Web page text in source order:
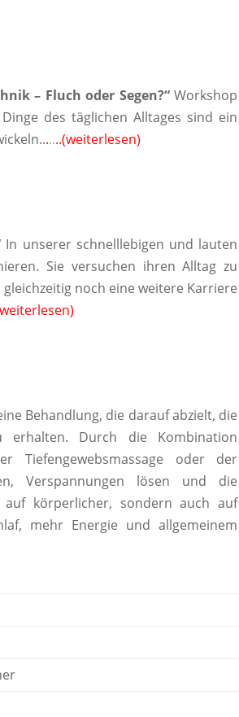
– Fluch oder Segen?“Workshop
des täglichen Alltages sind ein
.....(weiterlesen)
In unserer schnelllebigen und lauten
Sie versuchen ihren Alltag zu
noch eine weitere Karriere
Behandlung, die darauf abzielt, die
erhalten. Durch die Kombination
Tiefengewebsmassage oder der
Verspannungen lösen und die
auf körperlicher, sondern auch auf
mehr Energie und allgemeinem